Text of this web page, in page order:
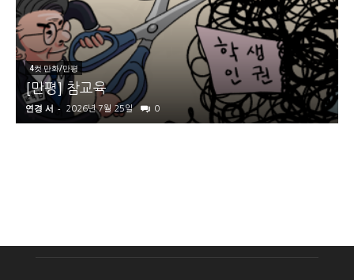
4컷 만화/만평
[만평] 참교육
연경 서 - 2026년 7월 25일 0